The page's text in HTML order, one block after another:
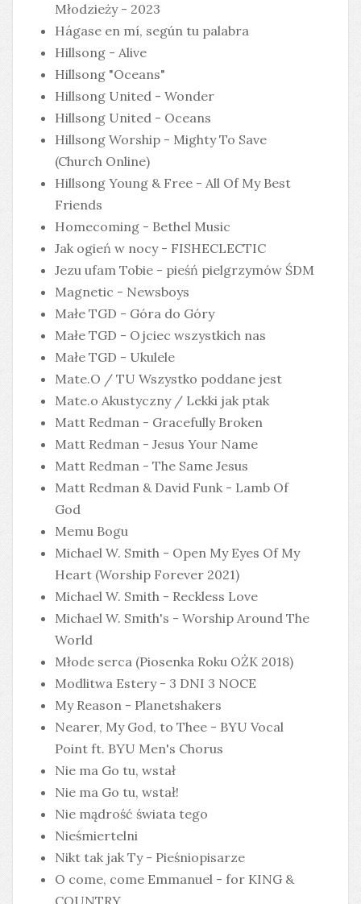
Młodzieży - 2023
Hágase en mí, según tu palabra
Hillsong - Alive
Hillsong "Oceans"
Hillsong United - Wonder
Hillsong United - Oceans
Hillsong Worship - Mighty To Save
(Church Online)
Hillsong Young & Free - All Of My Best
Friends
Homecoming - Bethel Music
Jak ogień w nocy - FISHECLECTIC
Jezu ufam Tobie - pieśń pielgrzymów ŚDM
Magnetic - Newsboys
Małe TGD - Góra do Góry
Małe TGD - Ojciec wszystkich nas
Małe TGD - Ukulele
Mate.O / TU Wszystko poddane jest
Mate.o Akustyczny / Lekki jak ptak
Matt Redman - Gracefully Broken
Matt Redman - Jesus Your Name
Matt Redman - The Same Jesus
Matt Redman & David Funk - Lamb Of
God
Memu Bogu
Michael W. Smith - Open My Eyes Of My
Heart (Worship Forever 2021)
Michael W. Smith - Reckless Love
Michael W. Smith's - Worship Around The
World
Młode serca (Piosenka Roku OŻK 2018)
Modlitwa Estery - 3 DNI 3 NOCE
My Reason - Planetshakers
Nearer, My God, to Thee - BYU Vocal
Point ft. BYU Men's Chorus
Nie ma Go tu, wstał
Nie ma Go tu, wstał!
Nie mądrość świata tego
Nieśmiertelni
Nikt tak jak Ty - Pieśniopisarze
O come, come Emmanuel - for KING &
COUNTRY